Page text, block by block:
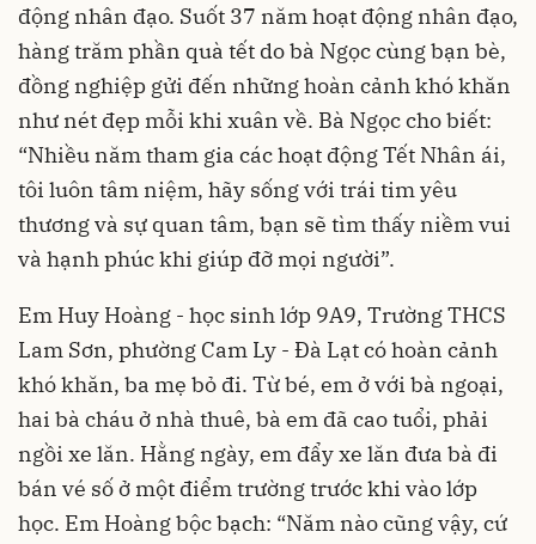
động nhân đạo. Suốt 37 năm hoạt động nhân đạo,
hàng trăm phần quà tết do bà Ngọc cùng bạn bè,
đồng nghiệp gửi đến những hoàn cảnh khó khăn
như nét đẹp mỗi khi xuân về. Bà Ngọc cho biết:
“Nhiều năm tham gia các hoạt động Tết Nhân ái,
tôi luôn tâm niệm, hãy sống với trái tim yêu
thương và sự quan tâm, bạn sẽ tìm thấy niềm vui
và hạnh phúc khi giúp đỡ mọi người”.
Em Huy Hoàng - học sinh lớp 9A9, Trường THCS
Lam Sơn, phường Cam Ly - Đà Lạt có hoàn cảnh
khó khăn, ba mẹ bỏ đi. Từ bé, em ở với bà ngoại,
hai bà cháu ở nhà thuê, bà em đã cao tuổi, phải
ngồi xe lăn. Hằng ngày, em đẩy xe lăn đưa bà đi
bán vé số ở một điểm trường trước khi vào lớp
học. Em Hoàng bộc bạch: “Năm nào cũng vậy, cứ